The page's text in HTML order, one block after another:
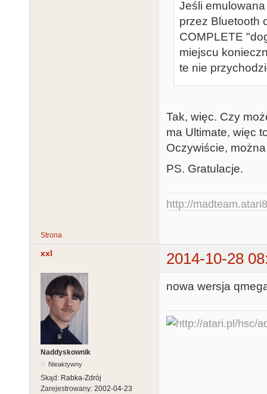
Jeśli
przez Bluetooth
COMPLETE
miejscu
te nie
Tak, więc. Czy
ma Ultimate, więc
Oczywiście,
PS. Gratulacje.
http://
Strona
xxl 2014-10-28
Naddyskownik
Nieaktywny
Skąd: Rabka-Zdrój
Zarejestrowany: 2002-04-23
nowa wersja